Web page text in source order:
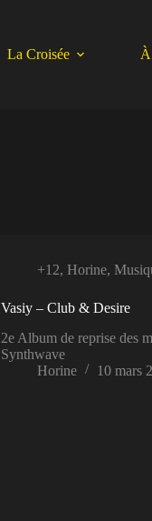
La Croisée
+12,Horine,
Vasiy – Club & Desire
2e Album de reprise des
Synthwave
Horine
10 mars